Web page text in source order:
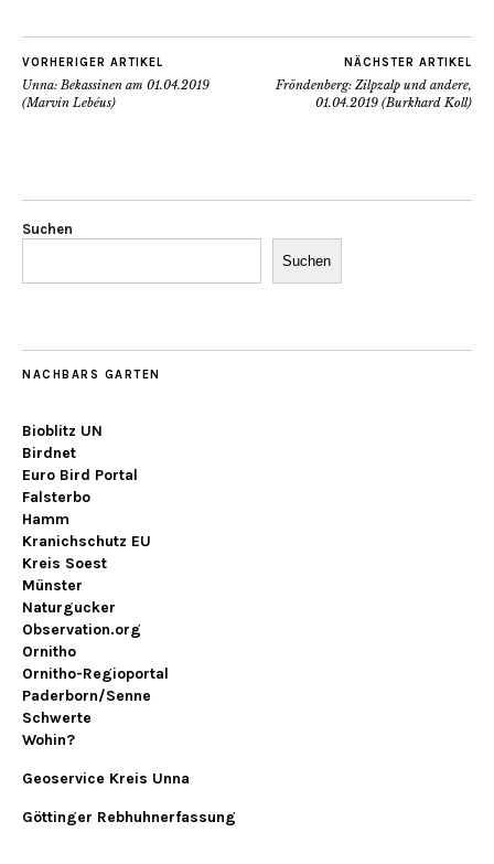
VORHERIGER ARTIKEL
Unna: Bekassinen am 01.04.2019
(Marvin Lebéus)
NÄCHSTER ARTIKEL
Fröndenberg: Zilpzalp und andere,
01.04.2019 (Burkhard Koll)
Suchen
Suchen
NACHBARS GARTEN
Bioblitz UN
Birdnet
Euro Bird Portal
Falsterbo
Hamm
Kranichschutz EU
Kreis Soest
Münster
Naturgucker
Observation.org
Ornitho
Ornitho-Regioportal
Paderborn/Senne
Schwerte
Wohin?
Geoservice Kreis Unna
Göttinger Rebhuhnerfassung